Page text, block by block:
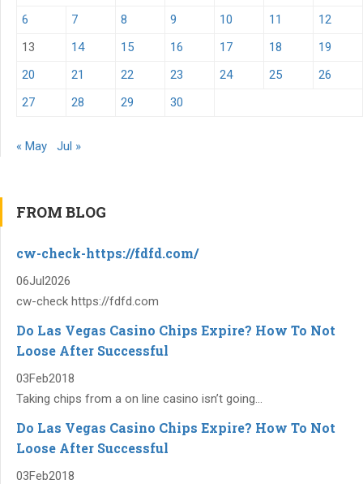
6
7 8 9 10 11
12
13
14 15 16 17 18
19
20
21 22 23 24 25
26
27
28 29 30
« May Jul »
FROM BLOG
cw-check-https://fdfd.com/
06Jul2026
cw-check https://fdfd.com
Do Las Vegas Casino Chips Expire? How To Not
Loose After Successful
03Feb2018
Taking chips from a on line casino isn’t going...
Do Las Vegas Casino Chips Expire? How To Not
Loose After Successful
03Feb2018